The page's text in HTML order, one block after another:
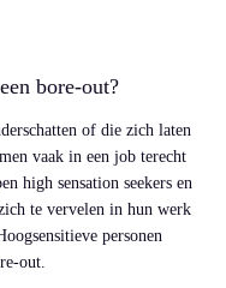
bore-out?
of die zich laten
vaak in een job terecht
high sensation seekers en
te vervelen in hun werk
personen
out.